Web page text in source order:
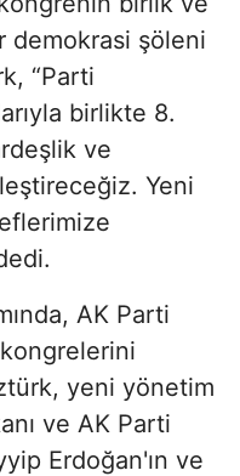
demokrasi şöleni
“Parti
birlikte 8.
ve
Yeni
AK Parti
yeni yönetim
ve AK Parti
Erdoğan'ın ve